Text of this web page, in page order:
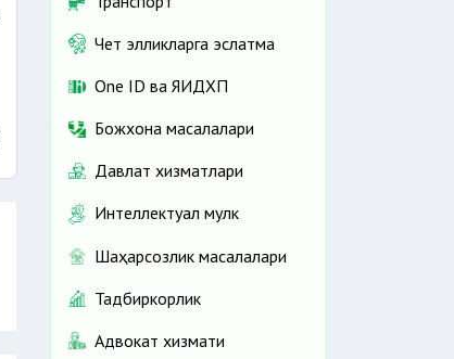
Чет элликларга эслатма
One ID ва ЯИДХП
Божхона масалалари
Давлат хизматлари
Интеллектуал мулк
Шаҳарсозлик масалалари
Тадбиркорлик
Адвокат хизмати